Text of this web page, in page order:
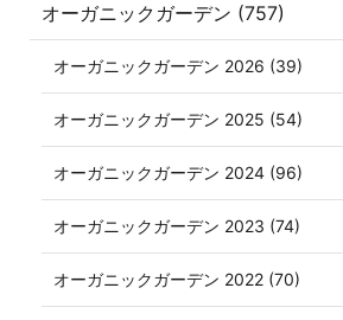
オーガニックガーデン (757)
オーガニックガーデン 2026 (39)
オーガニックガーデン 2025 (54)
オーガニックガーデン 2024 (96)
オーガニックガーデン 2023 (74)
オーガニックガーデン 2022 (70)